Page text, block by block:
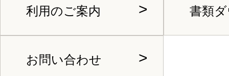
利用のご案内 書類
お問い合わせ